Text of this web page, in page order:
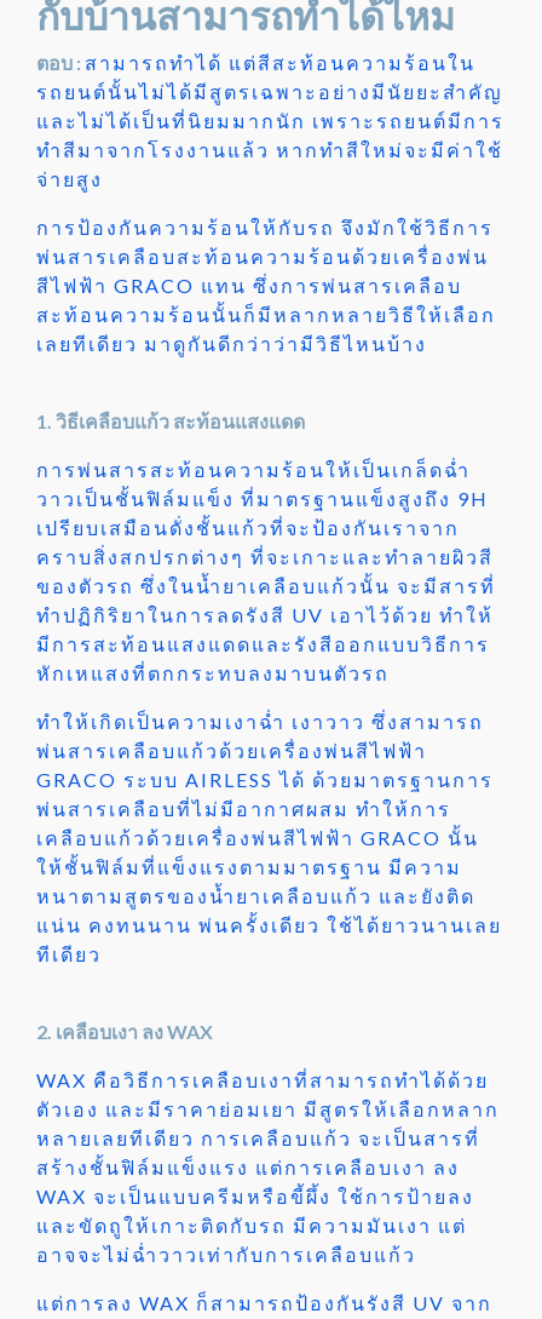
กับบ้านสามารถทำได้ไหม
ตอบ : สามารถทำได้ แต่สีสะท้อนความร้อนใน
รถยนต์นั้นไม่ได้มีสูตรเฉพาะอย่างมีนัยยะสำคัญ
และไม่ได้เป็นที่นิยมมากนัก เพราะรถยนต์มีการ
ทำสีมาจากโรงงานแล้ว หากทำสีใหม่จะมีค่าใช้
จ่ายสูง
การป้องกันความร้อนให้กับรถ จึงมักใช้วิธีการ
พ่นสารเคลือบสะท้อนความร้อนด้วยเครื่องพ่น
สีไฟฟ้า GRACO แทน ซึ่งการพ่นสารเคลือบ
สะท้อนความร้อนนั้นก็มีหลากหลายวิธีให้เลือก
เลยทีเดียว มาดูกันดีกว่าว่ามีวิธีไหนบ้าง
1. วิธีเคลือบแก้ว สะท้อนแสงแดด
การพ่นสารสะท้อนความร้อนให้เป็นเกล็ดฉ่ำ
วาวเป็นชั้นฟิล์มแข็ง ที่มาตรฐานแข็งสูงถึง 9H
เปรียบเสมือนดั่งชั้นแก้วที่จะป้องกันเราจาก
คราบสิ่งสกปรกต่างๆ ที่จะเกาะและทำลายผิวสี
ของตัวรถ ซึ่งในน้ำยาเคลือบแก้วนั้น จะมีสารที่
ทำปฏิกิริยาในการลดรังสี UV เอาไว้ด้วย ทำให้
มีการสะท้อนแสงแดดและรังสีออกแบบวิธีการ
หักเหแสงที่ตกกระทบลงมาบนตัวรถ
ทำให้เกิดเป็นความเงาฉ่ำ เงาวาว ซึ่งสามารถ
พ่นสารเคลือบแก้วด้วยเครื่องพ่นสีไฟฟ้า
GRACO ระบบ AIRLESS ได้ ด้วยมาตรฐานการ
พ่นสารเคลือบที่ไม่มีอากาศผสม ทำให้การ
เคลือบแก้วด้วยเครื่องพ่นสีไฟฟ้า GRACO นั้น
ให้ชั้นฟิล์มที่แข็งแรงตามมาตรฐาน มีความ
หนาตามสูตรของน้ำยาเคลือบแก้ว และยังติด
แน่น คงทนนาน พ่นครั้งเดียว ใช้ได้ยาวนานเลย
ทีเดียว
2. เคลือบเงา ลง WAX
WAX คือวิธีการเคลือบเงาที่สามารถทำได้ด้วย
ตัวเอง และมีราคาย่อมเยา มีสูตรให้เลือกหลาก
หลายเลยทีเดียว การเคลือบแก้ว จะเป็นสารที่
สร้างชั้นฟิล์มแข็งแรง แต่การเคลือบเงา ลง
WAX จะเป็นแบบครีมหรือขี้ผึ้ง ใช้การป้ายลง
และขัดถูให้เกาะติดกับรถ มีความมันเงา แต่
อาจจะไม่ฉ่ำวาวเท่ากับการเคลือบแก้ว
แต่การลง WAX ก็สามารถป้องกันรังสี UV จาก